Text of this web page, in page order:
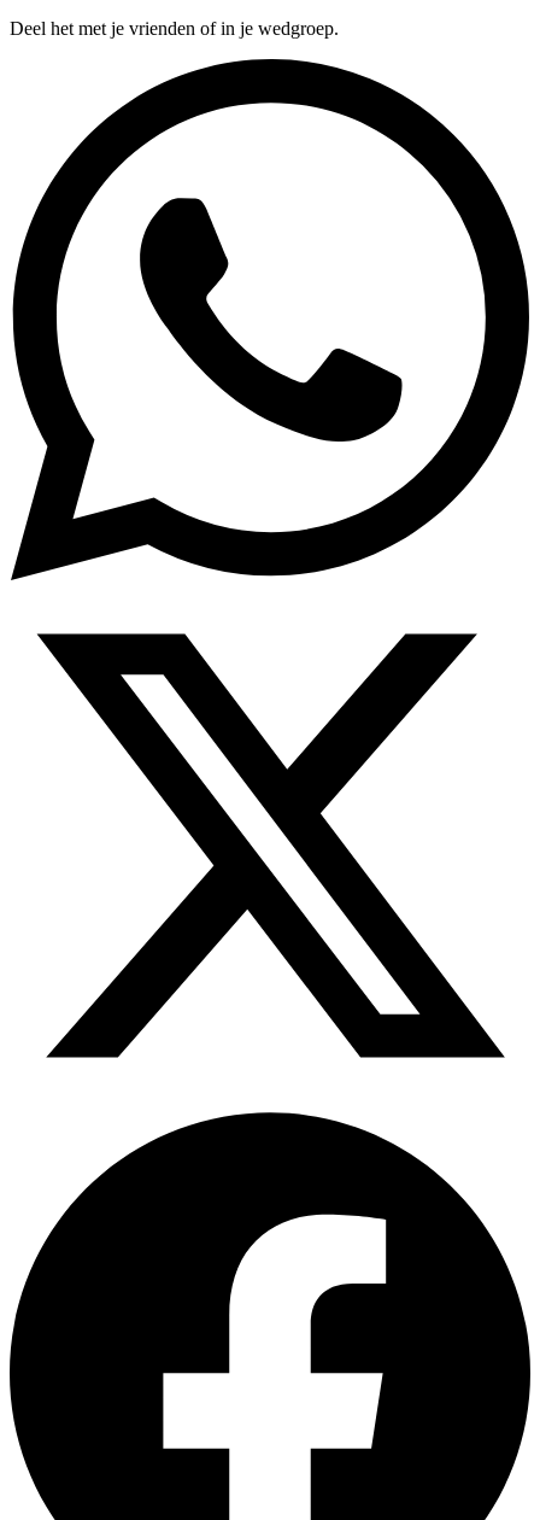
Deel het met je vrienden of in je wedgroep.